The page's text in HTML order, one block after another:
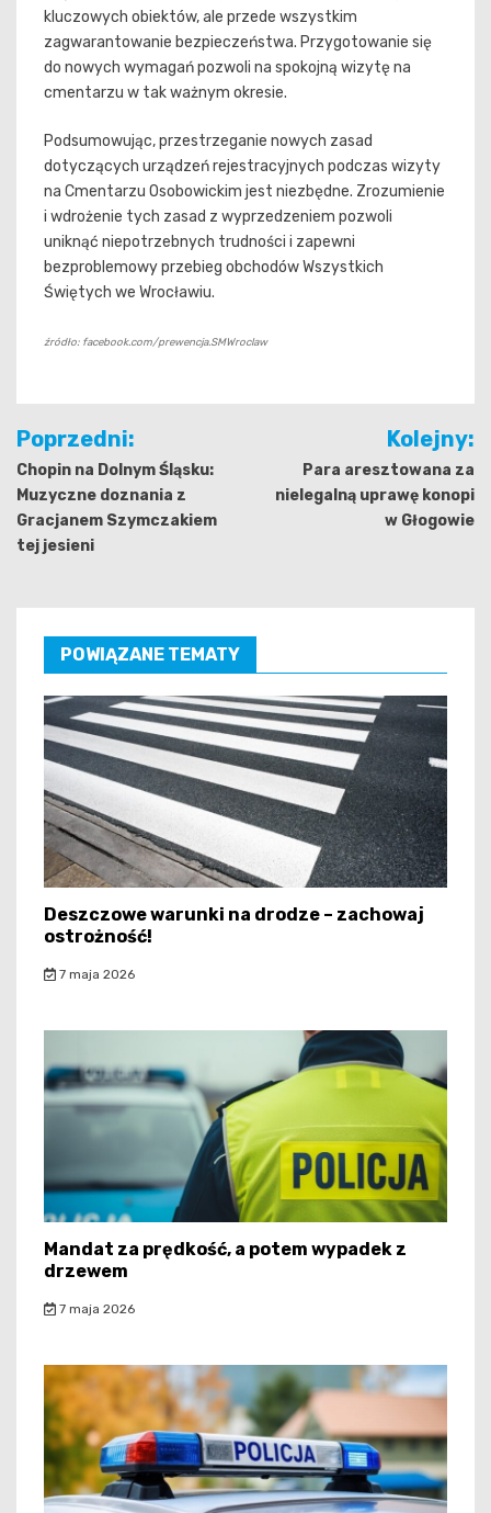
kluczowych obiektów, ale przede wszystkim
zagwarantowanie bezpieczeństwa. Przygotowanie się
do nowych wymagań pozwoli na spokojną wizytę na
cmentarzu w tak ważnym okresie.
Podsumowując, przestrzeganie nowych zasad
dotyczących urządzeń rejestracyjnych podczas wizyty
na Cmentarzu Osobowickim jest niezbędne. Zrozumienie
i wdrożenie tych zasad z wyprzedzeniem pozwoli
uniknąć niepotrzebnych trudności i zapewni
bezproblemowy przebieg obchodów Wszystkich
Świętych we Wrocławiu.
źródło: facebook.com/prewencja.SMWroclaw
Nawigacja
wpisu
Poprzedni:
Chopin na Dolnym Śląsku:
Muzyczne doznania z
Gracjanem Szymczakiem
tej jesieni
Kolejny:
Para aresztowana za
nielegalną uprawę konopi
w Głogowie
POWIĄZANE TEMATY
Deszczowe warunki na drodze – zachowaj
ostrożność!
7 maja 2026
Mandat za prędkość, a potem wypadek z
drzewem
7 maja 2026